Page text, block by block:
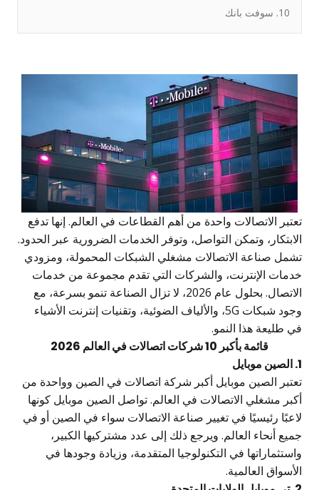
الاتصالات واحدة من أهم القطاعات في العالم. إنها تدفع
وتمكن التواصل، وتوفر الخدمات الضرورية عبر الحدود.
صناعة الاتصالات مشغلي الشبكات المحمولة، ومزودي
الإنترنت، والشركات التي تقدم مجموعة من خدمات
الاتصال. بحلول عام 2026، لا تزال الصناعة تنمو بسرعة، مع
وجود شبكات 5G، والألياف الضوئية، وتقنيات إنترنت الأشياء
طليعة هذا النمو.
قائمة بأكبر 10 شركات اتصالات في العالم 2026
الصين موبايل أكبر شركة اتصالات في الصين وواحدة من
مشغلي الاتصالات في العالم. تواصل الصين موبايل كونها
رئيسيًا في تغيير صناعة الاتصالات سواء في الصين أو في
أنحاء العالم. ويرجع ذلك إلى عدد مشتركيها الكبير،
في التكنولوجيا المتقدمة، وزيادة وجودها في
العالمية.